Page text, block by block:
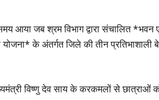
आया जब श्रम विभाग द्वारा संचालित *भवन
के अंतर्गत जिले की तीन प्रतिभाशाली
विष्णु देव साय के करकमलों से